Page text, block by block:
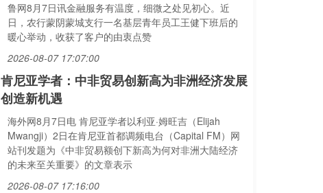
鲁网8月7日讯金融服务有温度，细微之处见初心。近
日，农行蒙阴蒙城支行一名基层青年员工王健下班后的
暖心举动，收获了客户的由衷点赞
2026-08-07 17:07:00
肯尼亚学者：中非贸易创新高为非洲经济发展
创造新机遇
海外网8月7日电 肯尼亚学者以利亚·姆旺吉（Elijah
Mwangji）2日在肯尼亚首都调频电台（Capital FM）网
站刊发题为《中非贸易额创下新高为何对非洲大陆经济
的未来至关重要》的文章表示
2026-08-07 17:16:00